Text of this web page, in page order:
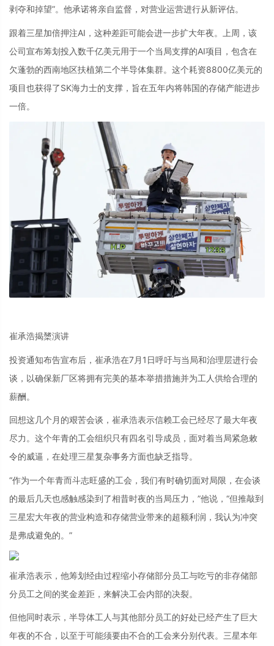
剥夺和掉望”。他承诺将亲自监督，对营业运营进行从新评估。
跟着三星加倍押注AI，这种差距可能会进一步扩大年夜。上周，该
公司宣布筹划投入数千亿美元用于一个当局支撑的AI项目，包含在
欠蓬勃的西南地区扶植第二个半导体集群。这个耗资8800亿美元的
项目也获得了SK海力士的支撑，旨在五年内将韩国的存储产能进步
一倍。
崔承浩揭橥演讲
投资通知布告宣布后，崔承浩在7月1日呼吁与当局和治理层进行会
谈，以确保新厂区将拥有完美的基本举措措施并为工人供给合理的
薪酬。
回想这几个月的艰苦会谈，崔承浩表示信赖工会已经尽了最大年夜
尽力。这个年青的工会组织只有四名引导成员，面对着当局紧急敕
令的威逼，在处理三星复杂事务方面也缺乏指导。
“作为一个年青而斗志旺盛的工会，我们有时确切面对局限，在会谈
的最后几天也感触感染到了相昔时夜的当局压力，”他说，“但推敲到
三星宏大年夜的营业构造和存储营业带来的超额利润，我认为冲突
是弗成避免的。”
崔承浩表示，他筹划经由过程缩小存储部分员工与吃亏的非存储部
分员工之间的奖金差距，来解决工会内部的决裂。
但他同时表示，半导体工人与其他部分员工的好处已经产生了巨大
年夜的不合，以至于可能须要由不合的工会来分别代表。三星本年